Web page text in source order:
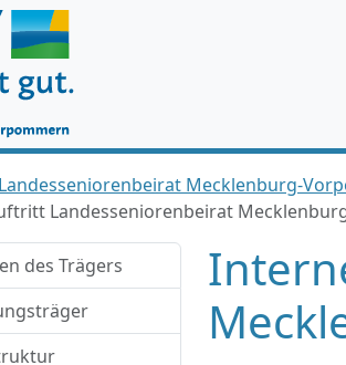
Landesseniorenbeirat Mecklenburg-
Landesseniorenbeirat
des Trägers